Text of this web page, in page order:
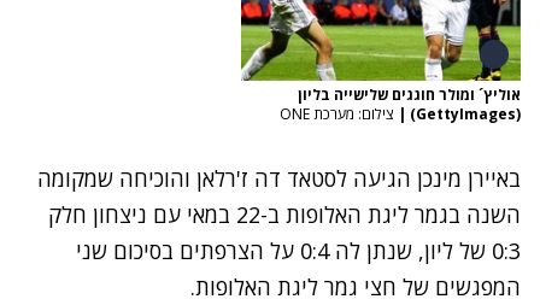
אוליץ´ ומולר חוגגים שלישייה בליון
(GettyImages)
| צילום: מערכת ONE
באיירן מינכן הגיעה לסטאד דה ז'רלאן והוכיחה שמקומה
השנה בגמר ליגת האלופות ב-22 במאי עם ניצחון חלק
0:3 של ליון, שנתן לה 0:4 על הצרפתים בסיכום שני
המפגשים של חצי גמר ליגת האלופות.